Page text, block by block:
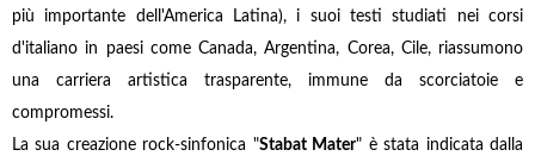
più importante dell'America Latina), i suoi testi studiati nei corsi
d'italiano in paesi come Canada, Argentina, Corea, Cile, riassumono
una carriera artistica trasparente, immune da scorciatoie e
compromessi.
La sua creazione rock-sinfonica "Stabat Mater" è stata indicata dalla